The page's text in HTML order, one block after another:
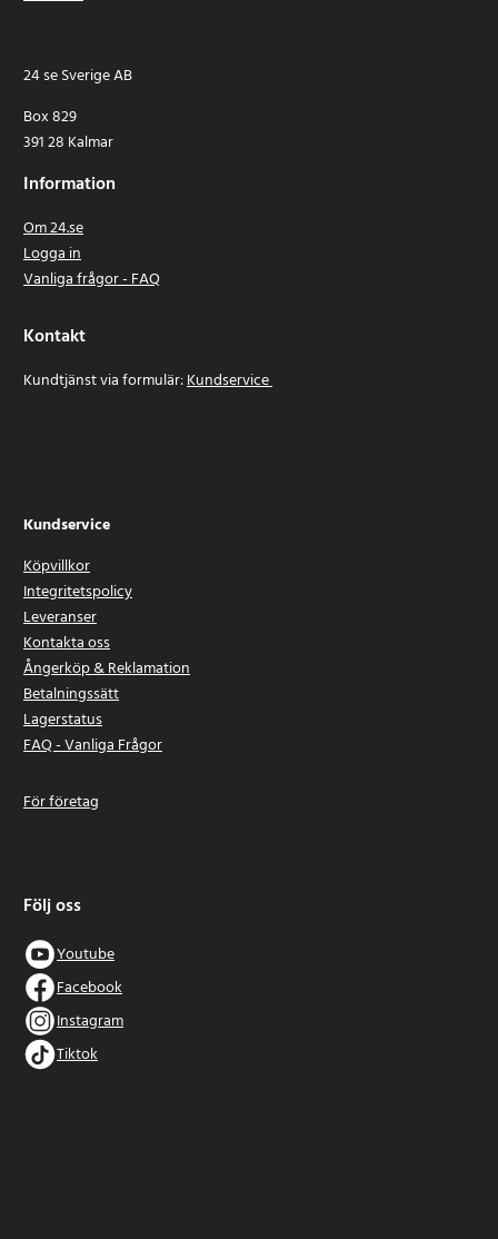
24 se Sverige AB
Box 829
391 28 Kalmar
Information
Om 24.se
Logga in
Vanliga frågor - FAQ
Kontakt
Kundtjänst via formulär:Kundservice
Kundservice
Köpvillkor
Integritetspolicy
Leveranser
Kontakta oss
Ångerköp & Reklamation
Betalningssätt
Lagerstatus
FAQ - Vanliga Frågor
För företag
Följ oss
Youtube
Facebook
Instagram
Tiktok